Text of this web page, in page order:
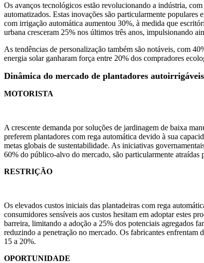
Os avanços tecnológicos estão revolucionando a indústria,
automatizados. Estas inovações são particularmente populares
com irrigação automática aumentou 30%, à medida que
urbana cresceram 25% nos últimos três anos, impulsionando
As tendências de personalização também são notáveis, com
energia solar ganharam força entre 20% dos compradores
Dinâmica do mercado de plantadores autoirrigáveis
MOTORISTA
A crescente demanda por soluções de jardinagem de baixa
preferem plantadores com rega automática devido à sua
metas globais de sustentabilidade. As iniciativas
60% do público-alvo do mercado, são particularmente
RESTRIÇÃO
Os elevados custos iniciais das plantadeiras com rega
consumidores sensíveis aos custos hesitam em adoptar estes
barreira, limitando a adoção a 25% dos potenciais agregados
reduzindo a penetração no mercado. Os fabricantes
15 a 20%.
OPORTUNIDADE